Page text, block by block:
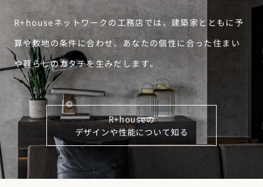
R+houseネットワークの工務店では、建築家とともに予
算や敷地の条件に合わせ、あなたの個性に合った住まい
や暮らしのカタチを生みだします。
R+houseの
デザインや性能について知る